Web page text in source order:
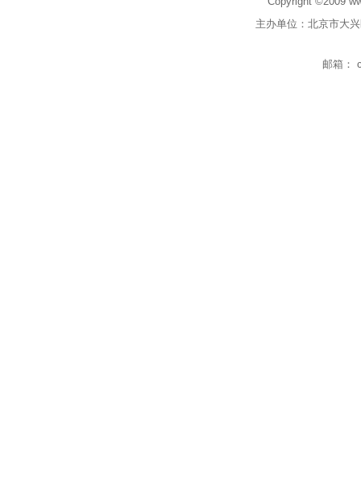
主办单位：北京市大
邮箱：